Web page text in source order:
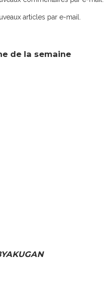
articles par e-mail.
de la semaine